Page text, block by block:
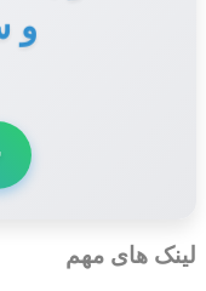
و
لینک های مهم